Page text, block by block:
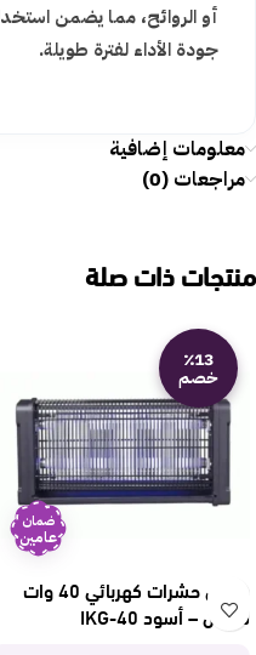
أو الروائح، مما يضمن
جودة الأداء لفترة طويلة.
معلومات إضافية
مراجعات (0)
منتجات ذات صلة
٪13
خصم
ضمان
عامين
صاعق حشرات كهربائي 40 وات
دوتس – أسود IKG-40